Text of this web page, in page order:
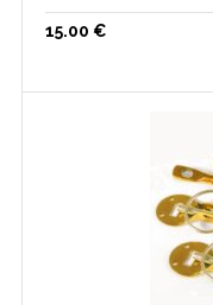
15.00 €